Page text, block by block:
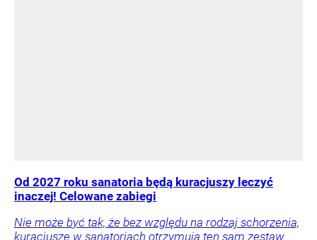
Od 2027 roku sanatoria będą kuracjuszy leczyć
inaczej! Celowane zabiegi
Nie może być tak, że bez względu na rodzaj schorzenia,
kuracjusze w sanatoriach otrzymują ten sam zestaw